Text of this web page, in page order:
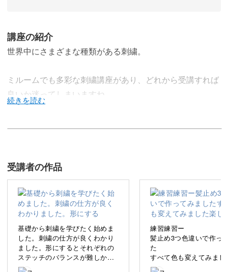
講座の紹介
世界中にさまざまな種類がある刺繍。
ミルームでも多彩な刺繍講座があり、どれから受講すれば
良いか迷ってしまいますね。
どう始めていいか悩んでいるそんな方に、はじめの一歩と
なる刺繍基礎講座をご用意しました。
刺繍とは何か、その種類から道具や材料、基本のステッチ
までこの講座でまるっと学べます。
受講者の作品
基礎から刺繍を学びたく始めま
した。刺繍の仕方が良くわかり
ました。形にするとそれぞれの
ステッチのバランスが難しかっ
たです。
練習練習ー
髪止め3つ色違いで作っ
た
すべて色も変えてみまし
楽しかった♡